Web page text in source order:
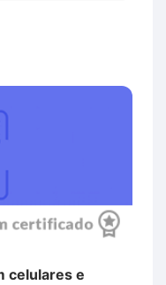
celulares e